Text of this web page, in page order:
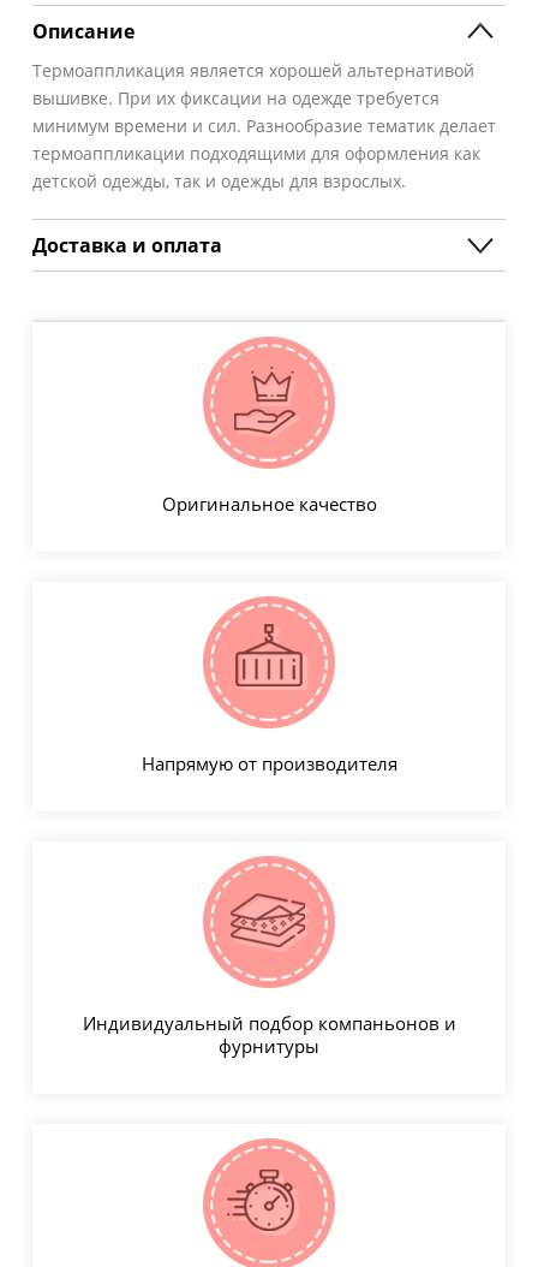
Описание
Термоаппликация является хорошей альтернативой
вышивке. При их фиксации на одежде требуется
минимум времени и сил. Разнообразие тематик делает
термоаппликации подходящими для оформления как
детской одежды, так и одежды для взрослых.
Доставка и оплата
Оригинальное качество
Напрямую от производителя
Индивидуальный подбор компаньонов и
фурнитуры